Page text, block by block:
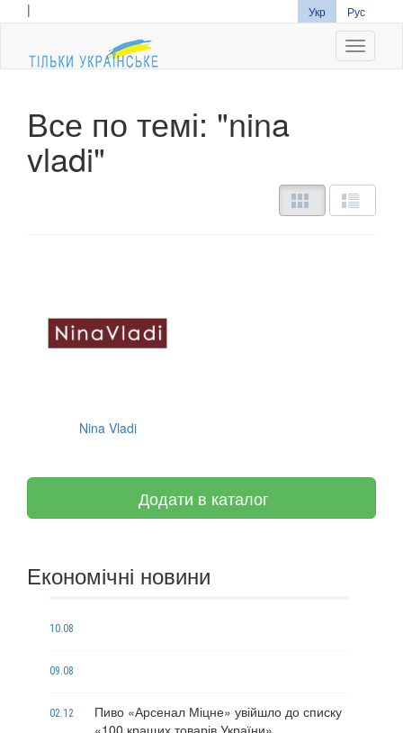
| Укр Рус
Все по темі: "nina
vladi"
Nina Vladi
Додати в каталог
Економічні новини
10.08
09.08
02.12
Пиво «Арсенал Міцне» увійшло до списку
«100 кращих товарів України»